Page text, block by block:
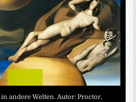
andere Welten. Autor: Proctor,